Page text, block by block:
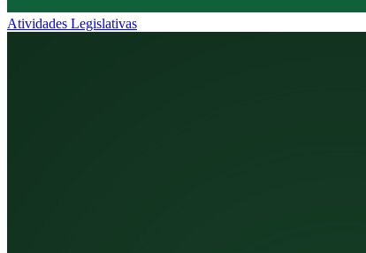
Atividades Legislativas